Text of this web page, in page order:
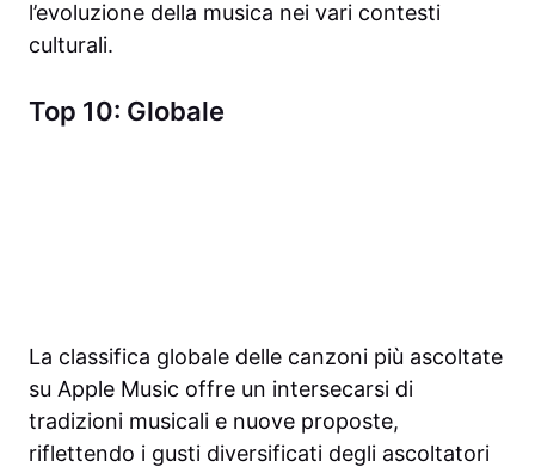
l’evoluzione della musica nei vari contesti
culturali.
Top 10: Globale
La classifica globale delle canzoni più ascoltate
su Apple Music offre un intersecarsi di
tradizioni musicali e nuove proposte,
riflettendo i gusti diversificati degli ascoltatori